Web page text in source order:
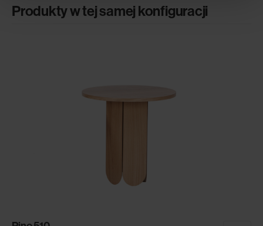
Produkty w tej samej konfiguracji